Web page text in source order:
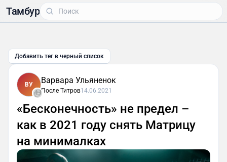
Тамбур
Добавить тег в черный список
ВУ Варвара Ульяненок
После Титров14.06.2021
«Бесконечность» не предел –
как в 2021 году снять Матрицу
на минималках